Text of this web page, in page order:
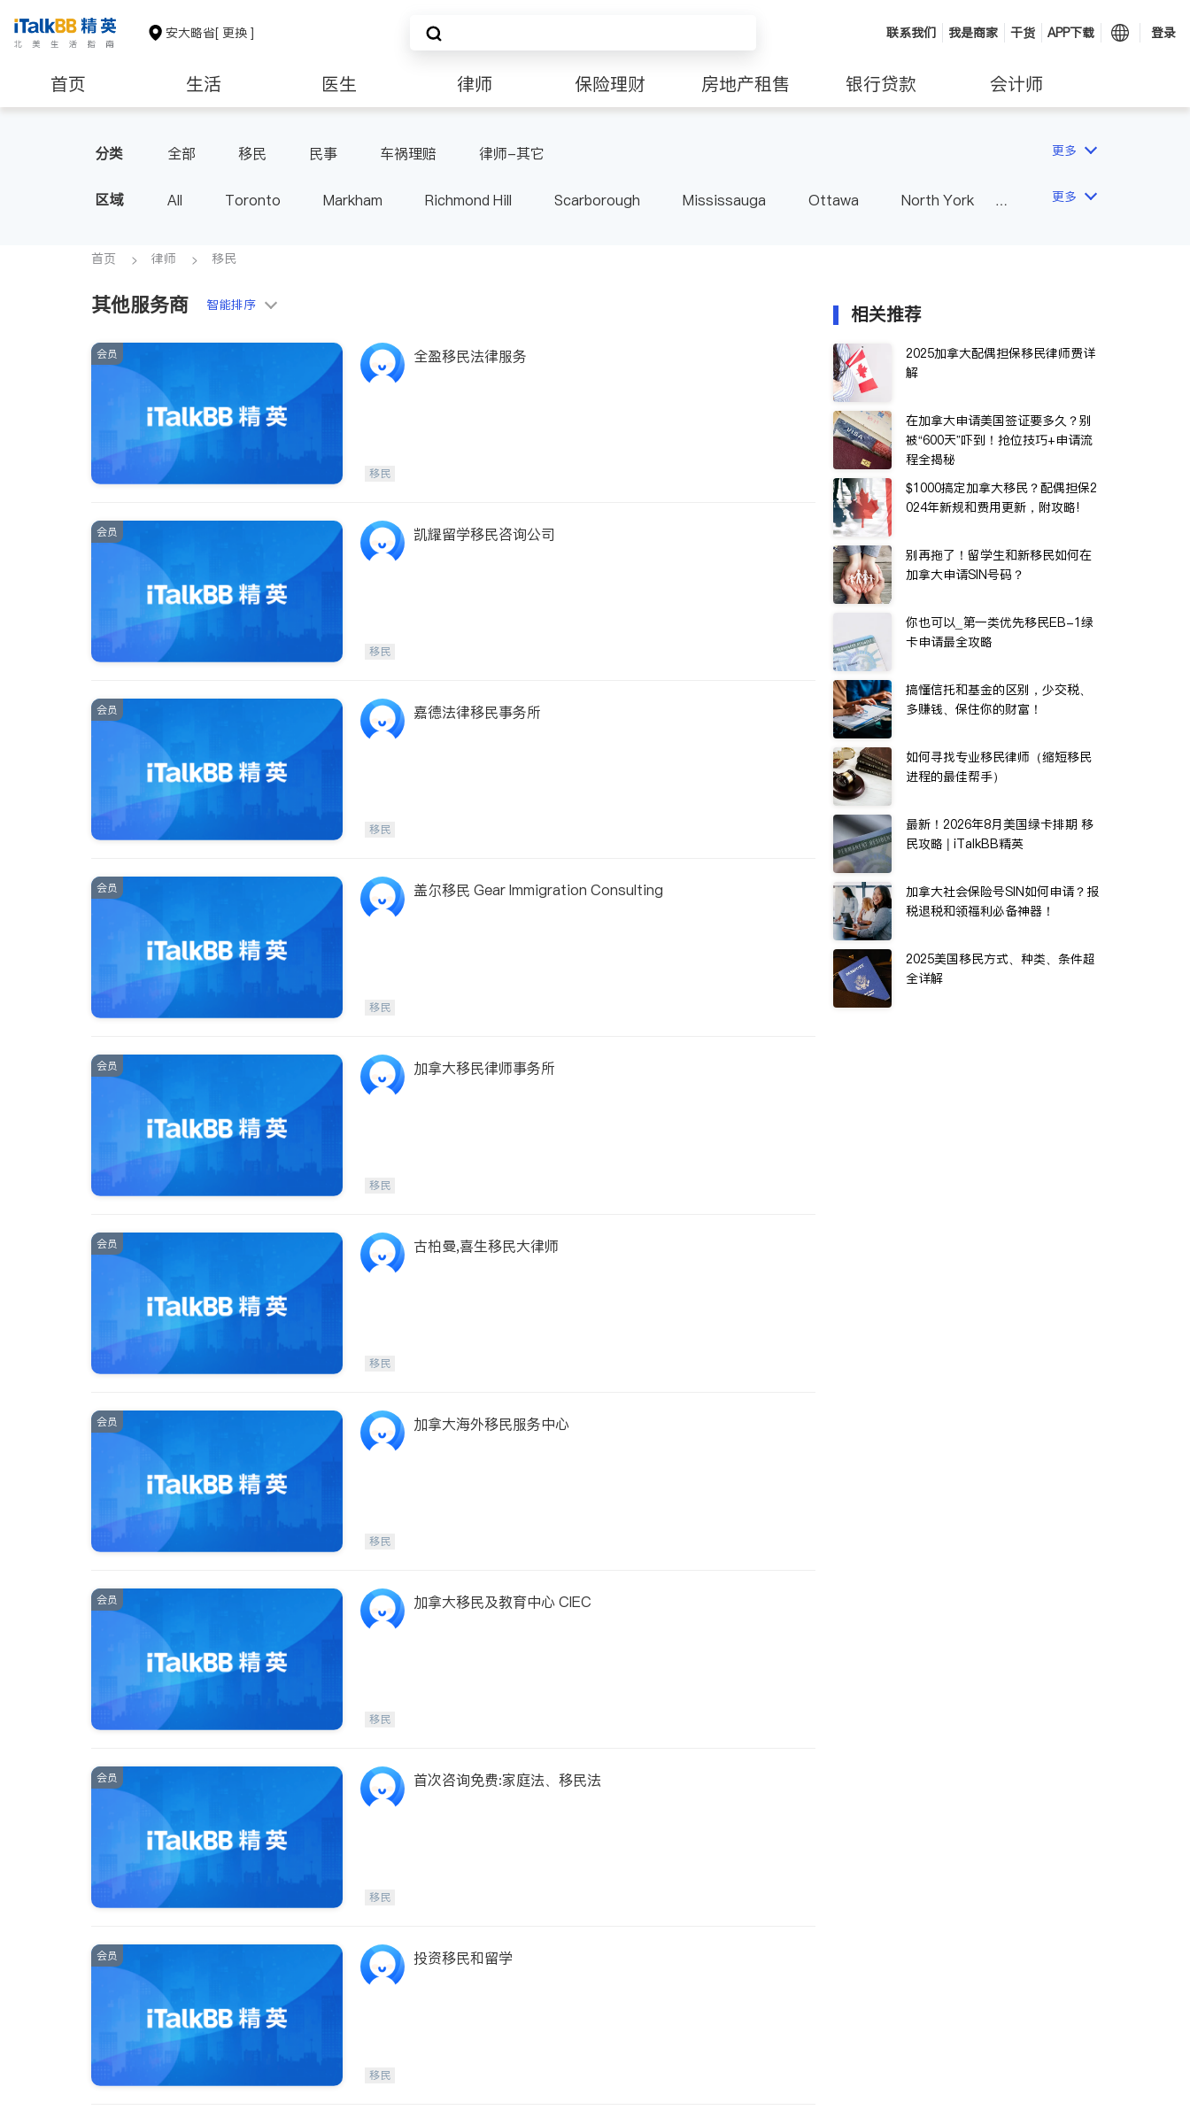
安大略省[ 更换 ] 联系我们 我是商家 干货 APP下载 登录
首页 生活 医生 律师 保险理财 房地产租售 银行贷款 会计师
分类 全部 移民 民事 车祸理赔 律师-其它 更多
区域 All Toronto Markham Richmond Hill Scarborough Mississauga Ottawa
North York
Aurora
更多
首页 律师 移民
其他服务商 智能排序
会员 全盈移民法律服务
移民
会员 凯耀留学移民咨询公司
移民
会员 嘉德法律移民事务所
移民
会员 盖尔移民 Gear Immigration Consulting
移民
会员 加拿大移民律师事务所
移民
会员 古柏曼,喜生移民大律师
移民
会员 加拿大海外移民服务中心
移民
会员 加拿大移民及教育中心 CIEC
移民
会员 首次咨询免费:家庭法、移民法
移民
会员 投资移民和留学
移民
相关推荐
2025加拿大配偶担保移民律师费详
解
在加拿大申请美国签证要多久？别
被“600天”吓到！抢位技巧+申请流
程全揭秘
$1000搞定加拿大移民？配偶担保2
024年新规和费用更新，附攻略!
别再拖了！留学生和新移民如何在
加拿大申请SIN号码？
你也可以_第一类优先移民EB-1绿
卡申请最全攻略
搞懂信托和基金的区别，少交税、
多赚钱、保住你的财富！
如何寻找专业移民律师（缩短移民
进程的最佳帮手）
最新！2026年8月美国绿卡排期 移
民攻略 | iTalkBB精英
加拿大社会保险号SIN如何申请？报
税退税和领福利必备神器！
2025美国移民方式、种类、条件超
全详解